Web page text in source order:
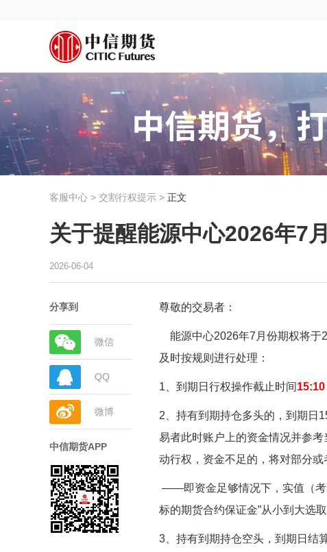
客服中心 > 交割行权提示 > 正文
关于提醒能源中心2026年7
2026-06-04
分享到
微信
QQ
微博
中信期货APP
尊敬的交易者：
能源中心2026年7月份期权将于
及时按规则进行处理：
1、到期日行权操作截止时间15:10
2、持有到期持仓多头的，到期日
易者此时账户上的资金情况并参
动行权，资金不足的，将对部分或
——即资金足够情况下，实值（考
标的期货合约保证金”从小到大选取
3、持有到期持仓空头，到期日结